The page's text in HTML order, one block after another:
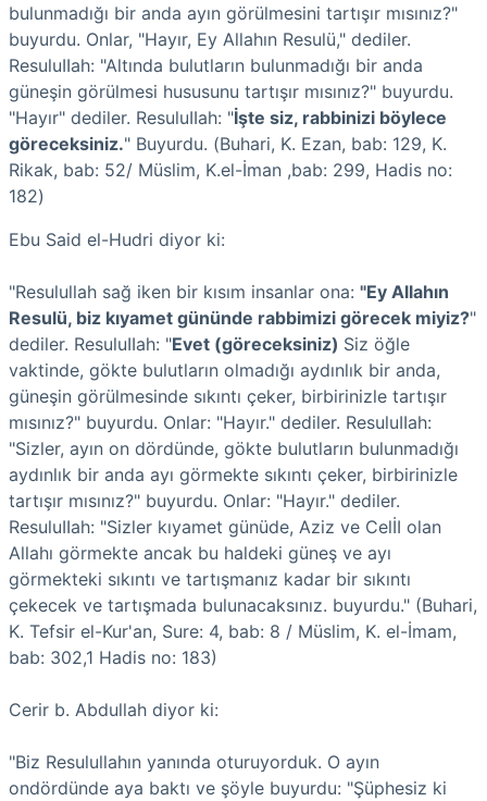
bulunmadığı bir anda ayın görülmesini tartışır mısınız?"
buyurdu. Onlar, "Hayır, Ey Allahın Resulü," dediler.
ResuluIIah: "Altında bulutların bulunmadı­ğı bir anda
güneşin görülmesi hususunu tartışır mısınız?" buyurdu.
"Hayır" de­diler. ResuluIIah: "İşte siz, rabbinizi böylece
göreceksiniz." Buyurdu. (Buhari, K. Ezan, bab: 129, K.
Rikak, bab: 52/ Müslim, K.el-İman ,bab: 299, Hadis no:
182)
Ebu Said el-Hudri diyor ki:
"Resulullah sağ iken bir kısım insanlar ona: "Ey Allahın
Resulü, biz kıya­met gününde rabbimizi görecek miyiz?"
dediler. ResuluIIah: "Evet (göreceksi­niz) Siz öğle
vaktinde, gökte bulutların olmadığı aydınlık bir anda,
güneşin gö­rülmesinde sıkıntı çeker, birbirinizle tartışır
mısınız?" buyurdu. Onlar: "Hayır." dediler. ResuluIIah:
"Sizler, ayın on dördünde, gökte bulutların bulunmadığı
ay­dınlık bir anda ayı görmekte sıkıntı çeker, birbirinizle
tartışır mısınız?" buyurdu. Onlar: "Hayır." dediler.
ResuluIIah: "Sizler kıyamet günüde, Aziz ve CelİI olan
Allahı görmekte ancak bu haldeki güneş ve ayı
görmekteki sıkıntı ve tartışma­nız kadar bir sıkıntı
çekecek ve tartışmada bulunacaksınız. buyurdu." (Buhari,
K. Tefsir el-Kur'an, Sure: 4, bab: 8 / Müslim, K. el-İmam,
bab: 302,1 Hadis no: 183)
Cerir b. Abdullah diyor ki:
"Biz Resulullahın yanında oturuyorduk. O ayın
ondördünde aya baktı ve şöyle buyurdu: "Şüphesiz ki